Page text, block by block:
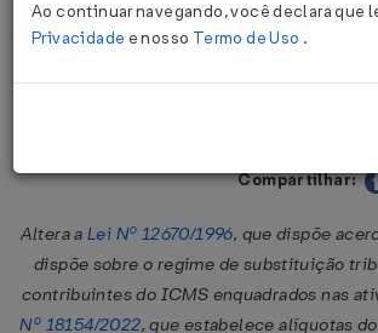
Página Inicial Legislações Legislação
Lei Nº 18305 DE 15/02/
Compartilhar:
Altera aLei Nº 12670/1996, que dispõe
dispõe sobre o regime de substituição
contribuintes do ICMS enquadrados nas
Nº 18154/2022, que estabelece alíquotas
Ao continuar navegando, você declara que
Privacidade e nosso Termo de Uso .